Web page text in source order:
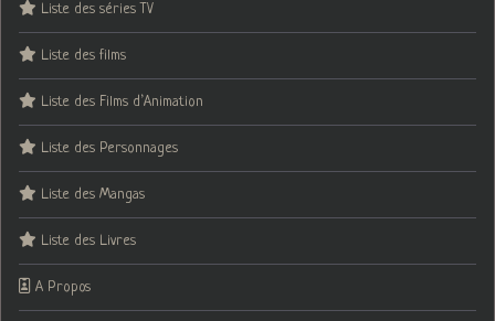
Liste des séries TV
Liste des films
Liste des Films d’Animation
Liste des Personnages
Liste des Mangas
Liste des Livres
A Propos